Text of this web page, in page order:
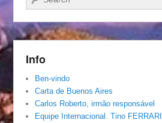
Info
Ben-vindo
Carta de Buenos Aires
Carlos Roberto, irmâo responsável
Equipe Internacional. Tino FERRARI